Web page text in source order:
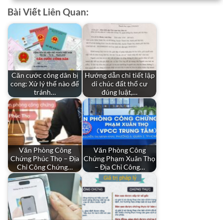
Bài Viết Liên Quan:
Căn cước công dân bị
cong: Xử lý thế nào để
tránh…
Hướng dẫn chi tiết lập
di chúc đất thổ cư
đúng luật,…
Văn Phòng Công
Chứng Phúc Thọ – Địa
Chỉ Công Chứng…
Văn Phòng Công
Chứng Phạm Xuân Thọ
– Địa Chỉ Công…